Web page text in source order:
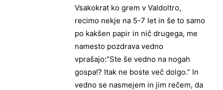
Vsakokrat ko grem v Valdoltro,
recimo nekje na 5-7 let in še to samo
po kakšen papir in nič drugega, me
namesto pozdrava vedno
vprašajo:”Ste še vedno na nogah
gospa!? Itak ne boste več dolgo.” In
vedno se nasmejem in jim rečem, da